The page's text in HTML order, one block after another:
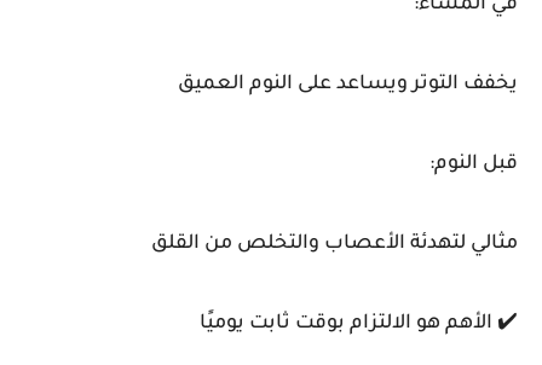
في المساء:
يخفف التوتر ويساعد على النوم العميق
قبل النوم:
مثالي لتهدئة الأعصاب والتخلص من القلق
✔️ الأهم هو الالتزام بوقت ثابت يوميًا